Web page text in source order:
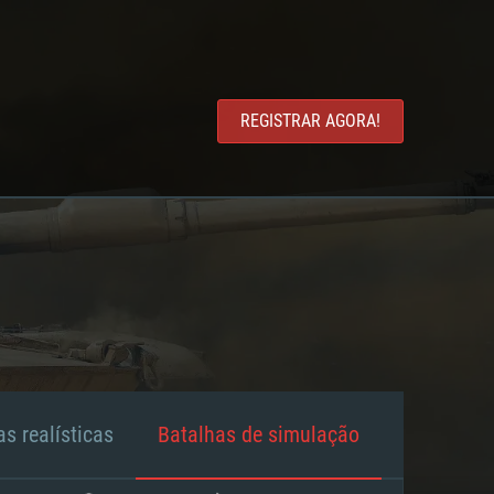
REGISTRAR AGORA!
realísticas Batalhas de simulação